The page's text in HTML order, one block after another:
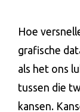
Hoe
grafische
als het ons
tussen die
kansen.